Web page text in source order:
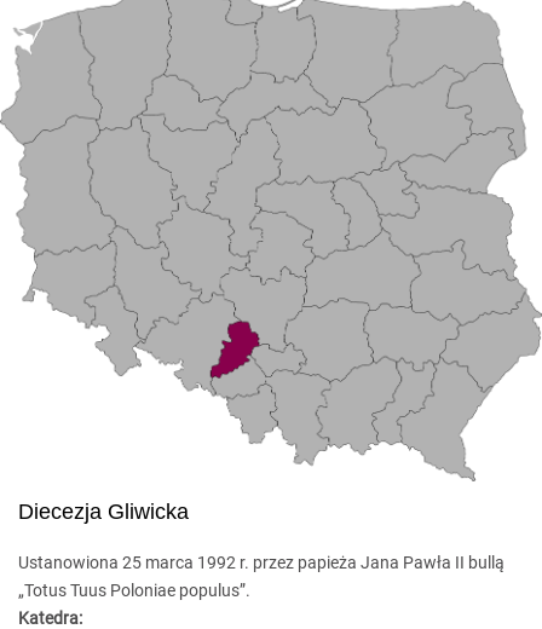
Diecezja Gliwicka
Ustanowiona 25 marca 1992 r. przez papieża Jana Pawła II bullą
„Totus Tuus Poloniae populus”.
Katedra: